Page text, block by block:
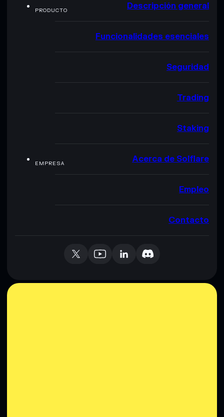
PRODUCTO Descripción general
Funcionalidades esenciales
Seguridad
Trading
Staking
EMPRESA Acerca de Solflare
Empleo
Contacto